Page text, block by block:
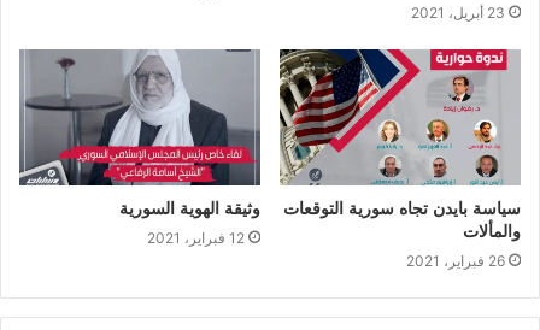
23 أبريل، 2021
سياسة بايدن تجاه سورية التوقعات
والمألات
26 فبراير، 2021
وثيقة الهوية السورية
12 فبراير، 2021